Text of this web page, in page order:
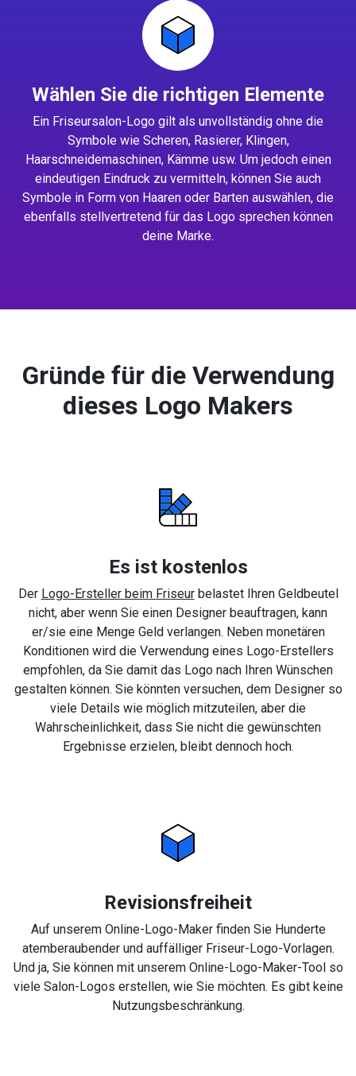
Wählen Sie die richtigen Elemente
Ein Friseursalon-Logo gilt als unvollständig ohne die
Symbole wie Scheren, Rasierer, Klingen,
Haarschneidemaschinen, Kämme usw. Um jedoch einen
eindeutigen Eindruck zu vermitteln, können Sie auch
Symbole in Form von Haaren oder Barten auswählen, die
ebenfalls stellvertretend für das Logo sprechen können
deine Marke.
Gründe für die Verwendung
dieses Logo Makers
Es ist kostenlos
Der Logo-Ersteller beim Friseurbelastet Ihren Geldbeutel
nicht, aber wenn Sie einen Designer beauftragen, kann
er/sie eine Menge Geld verlangen. Neben monetären
Konditionen wird die Verwendung eines Logo-Erstellers
empfohlen, da Sie damit das Logo nach Ihren Wünschen
gestalten können. Sie könnten versuchen, dem Designer so
viele Details wie möglich mitzuteilen, aber die
Wahrscheinlichkeit, dass Sie nicht die gewünschten
Ergebnisse erzielen, bleibt dennoch hoch.
Revisionsfreiheit
Auf unserem Online-Logo-Maker finden Sie Hunderte
atemberaubender und auffälliger Friseur-Logo-Vorlagen.
Und ja, Sie können mit unserem Online-Logo-Maker-Tool so
viele Salon-Logos erstellen, wie Sie möchten. Es gibt keine
Nutzungsbeschränkung.